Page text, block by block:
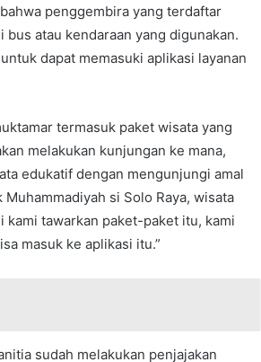
penggembira yang terdaftar
atau kendaraan yang digunakan.
dapat memasuki aplikasi layanan
termasuk paket wisata yang
melakukan kunjungan ke mana,
edukatif dengan mengunjungi amal
si Solo Raya, wisata
kami tawarkan paket-paket itu, kami
masuk ke aplikasi itu.”
sudah melakukan penjajakan